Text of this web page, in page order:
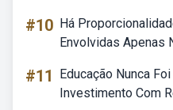
#10 Há
Envolvidas Apenas
#11
Educação Nunca
Investimento Com